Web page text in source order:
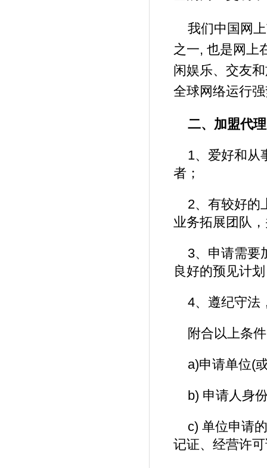
我们中国网
之一, 也是网上
闲娱乐、交友
全球网络运行
二、加盟代
1、爱好和从
者；
2、有较好的
业务拓展团队
3、申请需要
良好的预见计
4、遵纪守法
附合以上条
a)申请单位(
b) 申请人身
c) 单位申请
记证、经营许